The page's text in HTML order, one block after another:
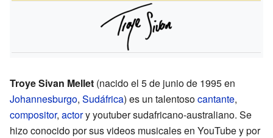
Troye Sivan Mellet (nacido el 5 de junio de 1995 en
Johannesburgo, Sudáfrica) es un talentosocantante,
compositor, actory youtuber sudafricano-australiano. Se
hizo conocido por sus videos musicales en YouTube y por